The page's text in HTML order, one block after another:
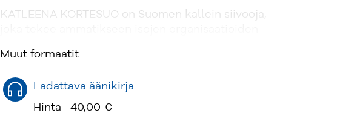
KATLEENA KORTESUO on Suomen kallein siivooja,
suosituimmista keynote-puhujista, ja hän on palkittu
tietokirjailija, jolla on plakkarissaan yli 30 tietokirjaa.
Muut formaatit
Ladattava äänikirja
Hinta
40,00 €